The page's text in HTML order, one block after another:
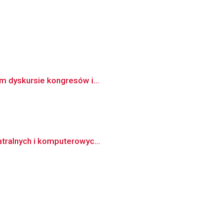
dyskursie kongresów i...
i komputerowyc...